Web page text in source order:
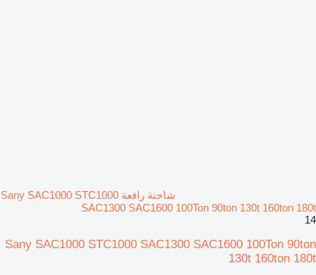
شاحنة رافعة Sany SAC1000 STC1000
SAC1300 SAC1600 100Ton 90ton 130t 160ton 180t
14
Sany SAC1000 STC1000 SAC1300 SAC1600 100Ton 90ton
130t 160ton 180t